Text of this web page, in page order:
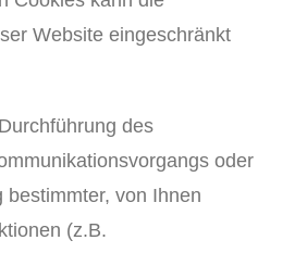
Website eingeschränkt
des
oder
bestimmter, von Ihnen
(z.B.